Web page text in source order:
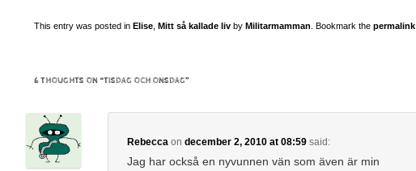
This entry was posted in Elise Mitt så kallade liv by Militarmamman . Bookmark the permalink
6 THOUGHTS ON “TISDAG OCH ONSDAG”
Rebecca on december 2, 2010 at 08:59 said:
Jag har också en nyvunnen vän som även är min